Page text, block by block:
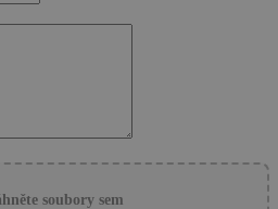
soubory sem